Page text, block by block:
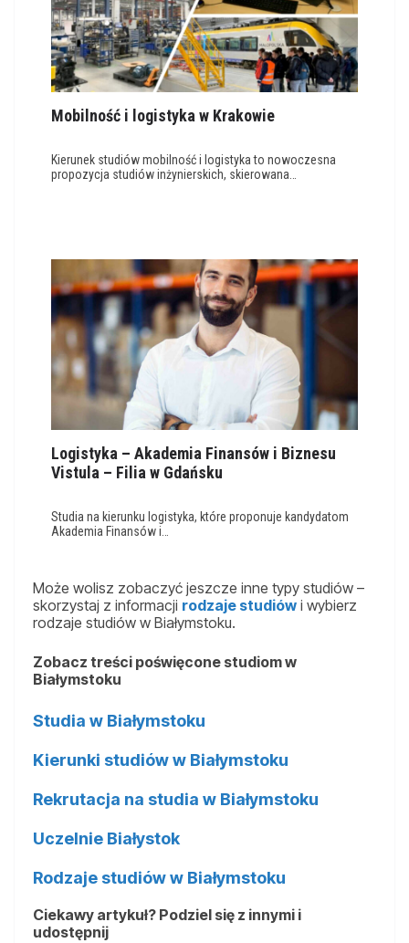
Mobilność i logistyka w Krakowie
Kierunek studiów mobilność i logistyka to nowoczesna
propozycja studiów inżynierskich, skierowana…
Logistyka – Akademia Finansów i Biznesu
Vistula – Filia w Gdańsku
Studia na kierunku logistyka, które proponuje kandydatom
Akademia Finansów i…
Może wolisz zobaczyć jeszcze inne typy studiów –
skorzystaj z informacji rodzaje studiów i wybierz
rodzaje studiów w Białymstoku.
Zobacz treści poświęcone studiom w
Białymstoku
Studia w Białymstoku
Kierunki studiów w Białymstoku
Rekrutacja na studia w Białymstoku
Uczelnie Białystok
Rodzaje studiów w Białymstoku
Ciekawy artykuł? Podziel się z innymi i
udostępnij